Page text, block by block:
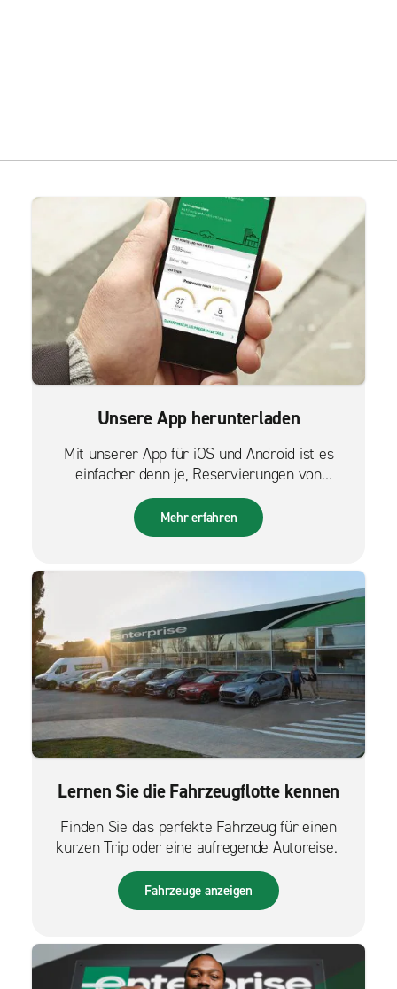
Unsere App herunterladen
Mit unserer App für iOS und Android ist es
einfacher denn je, Reservierungen von
unterwegs zu verwalten.
Mehr erfahren
Lernen Sie die Fahrzeugflotte kennen
Finden Sie das perfekte Fahrzeug für einen
kurzen Trip oder eine aufregende Autoreise.
Fahrzeuge anzeigen